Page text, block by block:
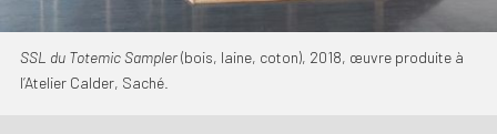
SSL du Totemic Sampler(bois, laine, coton), 2018, œuvre produite à
l’Atelier Calder, Saché.